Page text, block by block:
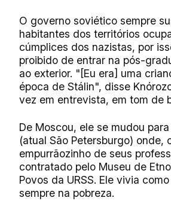
O governo soviético sempre
habitantes dos territórios
cúmplices dos nazistas, por
proibido de entrar na pós-
ao exterior. "[Eu era] uma
época de Stálin", disse
vez em entrevista, em tom de
De Moscou, ele se mudou
(atual São Petersburgo) onde,
empurrãozinho de seus
contratado pelo Museu de
Povos da URSS. Ele vivia
sempre na pobreza.